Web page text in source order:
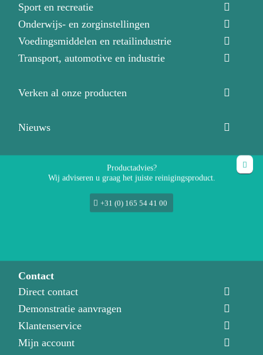
Sport en recreatie
Onderwijs- en zorginstellingen
Voedingsmiddelen en retailindustrie
Transport, automotive en industrie
Verken al onze producten
Nieuws
Over ons
Productadviseurs
Contact
Direct contact
Demonstratie aanvragen
Klantenservice
Mijn account
Productadvies?
Wij adviseren u graag het juiste reinigingsproduct.
+31 (0) 165 54 41 00